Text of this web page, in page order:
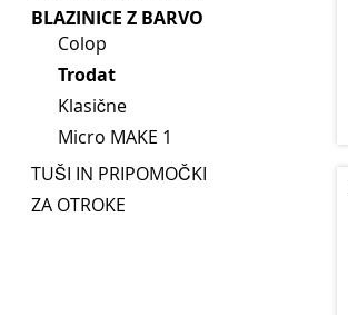
BLAZINICE Z BARVO
Colop
Trodat
Klasične
Micro MAKE 1
TUŠI IN PRIPOMOČKI
ZA OTROKE